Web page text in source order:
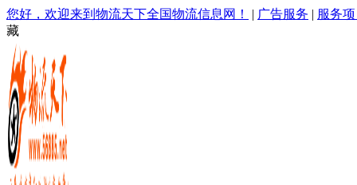
您好，欢迎来到物流天下全国物流信息网！ | 广告服务 | 服务
藏